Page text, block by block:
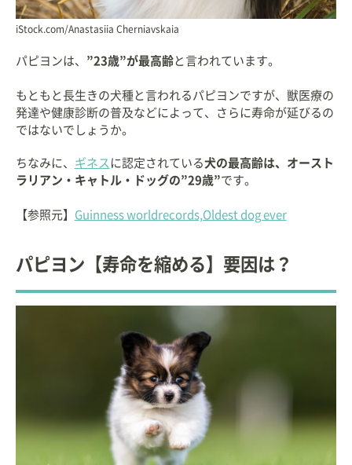
iStock.com/Anastasiia Cherniavskaia
パピヨンは、 ”23歳”が最高齢と言われています。
もともと長生きの犬種と言われるパピヨンですが、獣医療の
発達や健康診断の普及などによって、さらに寿命が延びるの
ではないでしょうか。
ちなみに、 ギネス に認定されている犬の最高齢は、オースト
ラリアン・キャトル・ドッグの”29歳”です。
【参照元】 Guinness worldrecords,Oldest dog ever
パピヨン【寿命を縮める】要因は？